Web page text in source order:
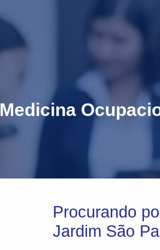
Medicina
Procurando
Jardim São